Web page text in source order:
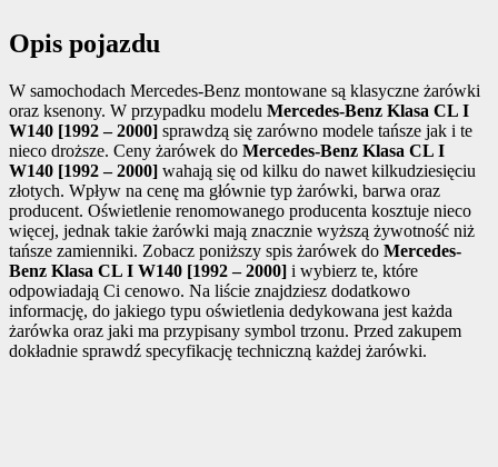
Opis pojazdu
W samochodach Mercedes-Benz montowane są klasyczne żarówki
oraz ksenony. W przypadku modelu Mercedes-Benz Klasa CL I
W140 [1992 – 2000] sprawdzą się zarówno modele tańsze jak i te
nieco droższe. Ceny żarówek do Mercedes-Benz Klasa CL I
W140 [1992 – 2000] wahają się od kilku do nawet kilkudziesięciu
złotych. Wpływ na cenę ma głównie typ żarówki, barwa oraz
producent. Oświetlenie renomowanego producenta kosztuje nieco
więcej, jednak takie żarówki mają znacznie wyższą żywotność niż
tańsze zamienniki. Zobacz poniższy spis żarówek do Mercedes-
Benz Klasa CL I W140 [1992 – 2000] i wybierz te, które
odpowiadają Ci cenowo. Na liście znajdziesz dodatkowo
informację, do jakiego typu oświetlenia dedykowana jest każda
żarówka oraz jaki ma przypisany symbol trzonu. Przed zakupem
dokładnie sprawdź specyfikację techniczną każdej żarówki.